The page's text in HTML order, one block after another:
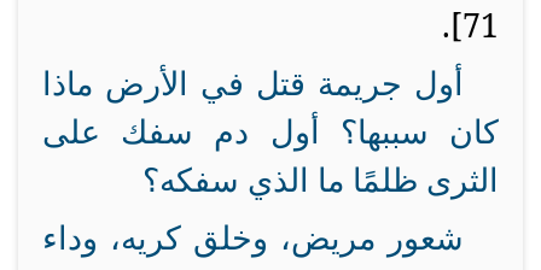
71].
أول جريمة قتل في الأرض ماذا
كان سببها؟ أول دم سفك على
الثرى ظلمًا ما الذي سفكه؟
شعور مريض، وخلق كريه، وداء